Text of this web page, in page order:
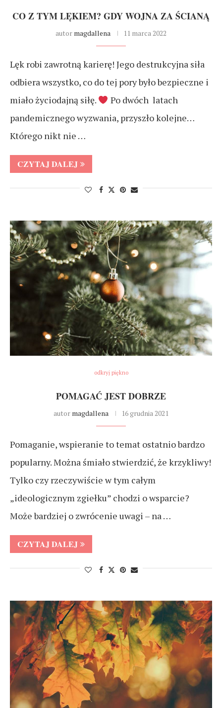
CO Z TYM LĘKIEM? GDY WOJNA ZA ŚCIANĄ
autor magdallena 11 marca 2022
Lęk robi zawrotną karierę! Jego destrukcyjna siła
odbiera wszystko, co do tej pory było bezpieczne i
miało życiodajną siłę.
Po dwóch latach
pandemicznego wyzwania, przyszło kolejne…
Którego nikt nie …
CZYTAJ DALEJ
odkryj piękno
POMAGAĆ JEST DOBRZE
autor magdallena 16 grudnia 2021
Pomaganie, wspieranie to temat ostatnio bardzo
popularny. Można śmiało stwierdzić, że krzykliwy!
Tylko czy rzeczywiście w tym całym
„ideologicznym zgiełku” chodzi o wsparcie?
Może bardziej o zwrócenie uwagi – na …
CZYTAJ DALEJ